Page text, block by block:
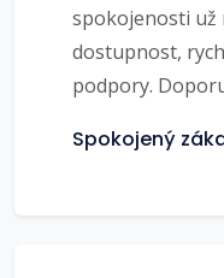
spokojenosti už
dostupnost,
podpory.
Spokojený